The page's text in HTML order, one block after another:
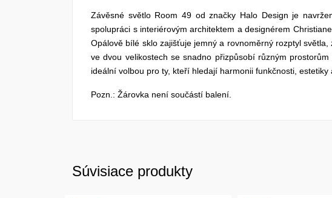
Závěsné světlo Room 49 od značky Halo Design je
spolupráci s interiérovým architektem a designérem
Opálově bílé sklo zajišťuje jemný a rovnoměrný rozptyl
ve dvou velikostech se snadno přizpůsobí různým
ideální volbou pro ty, kteří hledají harmonii funkčnosti,
Pozn.: Žárovka není součástí balení.
Súvisiace produkty